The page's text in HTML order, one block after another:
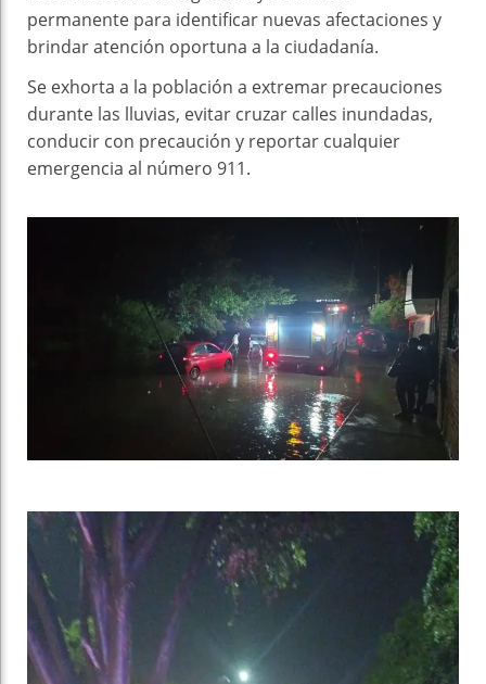
permanente para identificar nuevas afectaciones y
brindar atención oportuna a la ciudadanía.
Se exhorta a la población a extremar precauciones
durante las lluvias, evitar cruzar calles inundadas,
conducir con precaución y reportar cualquier
emergencia al número 911.